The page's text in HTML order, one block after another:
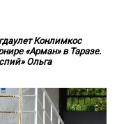
Конлимкоc
«Арман» в Таразе.
Ольга